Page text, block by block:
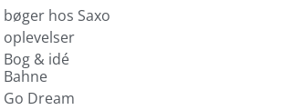
hos Saxo
& idé
Dream